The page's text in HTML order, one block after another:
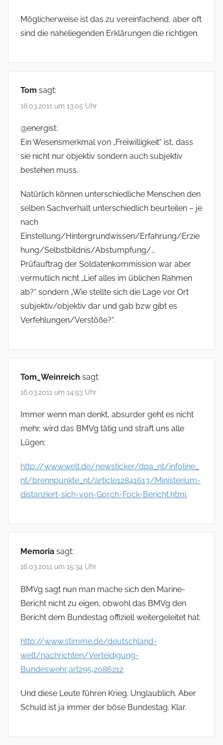
Möglicherweise ist das zu vereinfachend, aber oft
sind die naheliegenden Erklärungen die richtigen.
Tom sagt:
16.03.2011 um 13:05 Uhr
@energist:
Ein Wesensmerkmal von „Freiwilligkeit“ ist, dass
sie nicht nur objektiv sondern auch subjektiv
bestehen muss.
Natürlich können unterschiedliche Menschen den
selben Sachverhalt unterschiedlich beurteilen – je
nach
Einstellung/Hintergrundwissen/Erfahrung/Erzie
hung/Selbstbildnis/Abstumpfung/…
Prüfauftrag der Soldatenkommission war aber
vermutlich nicht „Lief alles im üblichen Rahmen
ab?“ sondern „Wie stellte sich die Lage vor Ort
subjektiv/objektiv dar und gab bzw gibt es
Verfehlungen/Verstöße?“.
Tom_Weinreich sagt:
16.03.2011 um 14:53 Uhr
Immer wenn man denkt, absurder geht es nicht
mehr, wird das BMVg tätig und straft uns alle
Lügen:
http://www.welt.de/newsticker/dpa_nt/infoline_
nt/brennpunkte_nt/article12841613/Ministerium-
distanziert-sich-von-Gorch-Fock-Bericht.html
Memoria sagt:
16.03.2011 um 15:34 Uhr
BMVg sagt nun man mache sich den Marine-
Bericht nicht zu eigen, obwohl das BMVg den
Bericht dem Bundestag offiziell weitergeleitet hat:
http://www.stimme.de/deutschland-
welt/nachrichten/Verteidigung-
Bundeswehr;art295,2086212
Und diese Leute führen Krieg. Unglaublich. Aber
Schuld ist ja immer der böse Bundestag. Klar.